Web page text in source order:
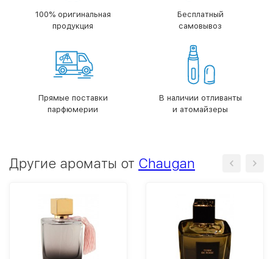
100% оригинальная
продукция
Бесплатный
самовывоз
Прямые поставки
парфюмерии
В наличии отливанты
и атомайзеры
Другие ароматы от Chaugan